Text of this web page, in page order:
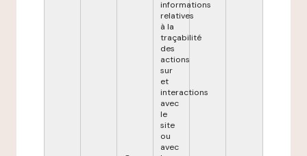
informations
relatives
à la
traçabilité
des
actions
sur
et
interactions
avec
le
site
ou
avec